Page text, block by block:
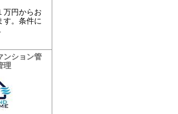
万円からお
す。条件に
ション管
管理